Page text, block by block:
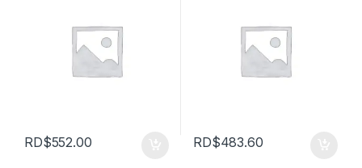
RD$552.00 RD$483.60